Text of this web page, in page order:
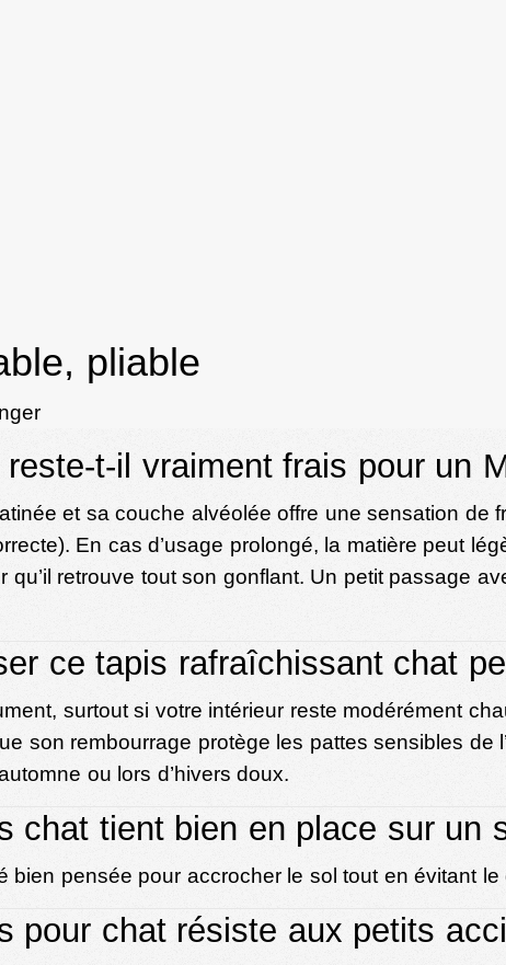
pliable
t-il vraiment frais pour un
et sa couche alvéolée offre une sensation
En cas d’usage prolongé, la matière peut
qu’il retrouve tout son gonflant. Un petit passage
ce tapis rafraîchissant chat
surtout si votre intérieur reste modérément
son rembourrage protège les pattes sensibles de
ou lors d’hivers doux.
chat tient bien en place sur un
bien pensée pour accrocher le sol tout en évitant le
pour chat résiste aux petits